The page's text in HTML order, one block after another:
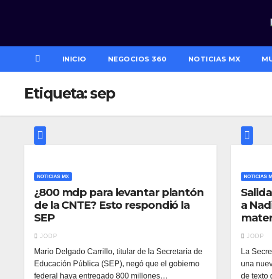
INICIO NEGOCIOS 360 NOTICIAS MX
Etiqueta:sep
NOTICIAS MX
¿800 mdp para levantar plantón
de la CNTE? Esto respondió la
SEP
JODP
Mario Delgado Carrillo, titular de la Secretaría de
Educación Pública (SEP), negó que el gobierno
federal haya entregado 800 millones…
NOTICIAS
a
JODP
La
una
de texto